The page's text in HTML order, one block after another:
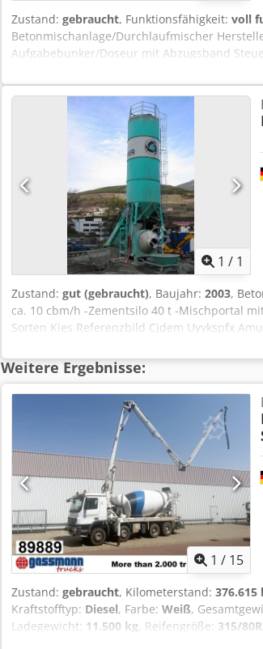
Zustand: gebraucht, Funktionsfähigkeit: voll
Betonmischanlage/Durchlaufmischer
Aufgabebunker/Doseur mit Abzugsband
1 / 1
Zustand: gut (gebraucht), Baujahr: 2003,
ca. 10 cbm/h -Zementsilo 40 t -Mischportal
Sorten Kies Referenzbild Cjdem Uyvkspfx
Weitere Ergebnisse:
1 / 15
Zustand: gebraucht, Kilometerstand: 376.615
Kraftstofftyp: Diesel, Farbe: Weiß,
Ladegewicht: 11.500 kg , Reifengröße: 315/